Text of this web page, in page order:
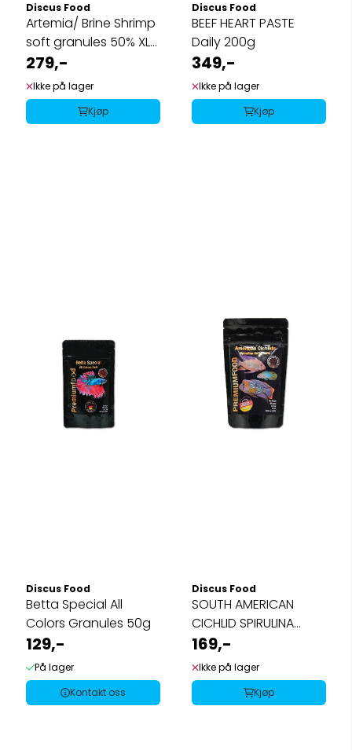
Discus Food
Artemia/ Brine Shrimp
soft granules 50% XL
150g
279,-
Ikke på lager
Kjøp
Discus Food
BEEF HEART PASTE
Daily 200g
349,-
Ikke på lager
Kjøp
Discus Food
Betta Special All
Colors Granules 50g
129,-
På lager
Kontakt oss
Discus Food
SOUTH AMERICAN
CICHLID SPIRULINA
PEARLS 80g
169,-
Ikke på lager
Kjøp